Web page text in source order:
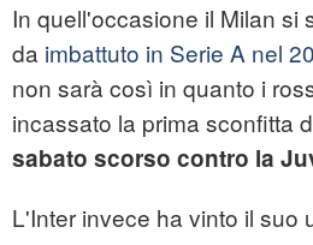
In quell'occasione il Milan si
da imbattuto in Serie A nel
non sarà così in quanto i
incassato la prima sconfitta
sabato scorso contro la
L'Inter invece ha vinto il suo